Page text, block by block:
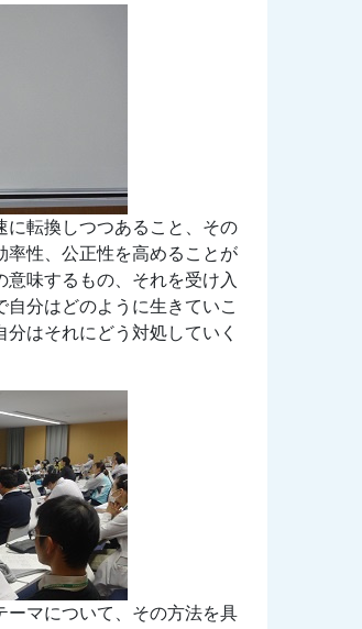
転換しつつあること、その
率性、公正性を高めることが
味するもの、それを受け入
分はどのように生きていこ
はそれにどう対処していく
マについて、その方法を具